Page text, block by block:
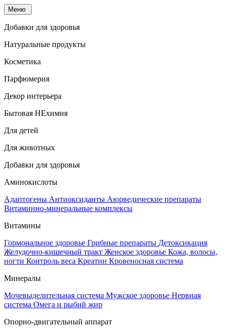
Меню
Добавки для здоровья
Натуральные продукты
Косметика
Парфюмерия
Декор интерьера
Бытовая НЕхимия
Для детей
Для животных
Добавки для здоровья
Аминокислоты
Адаптогены Антиоксиданты Аюрведические препараты
Витаминно-минеральные комплексы
Витамины
Гормональное здоровье Грибные препараты Детоксикация
Желудочно-кишечный тракт Женское здоровье Кожа, волосы,
ногти Контроль веса Креатин Кровеносная система
Минералы
Мочевыделительная система Мужское здоровье Нервная
система Омега и рыбий жир
Опорно-двигательный аппарат